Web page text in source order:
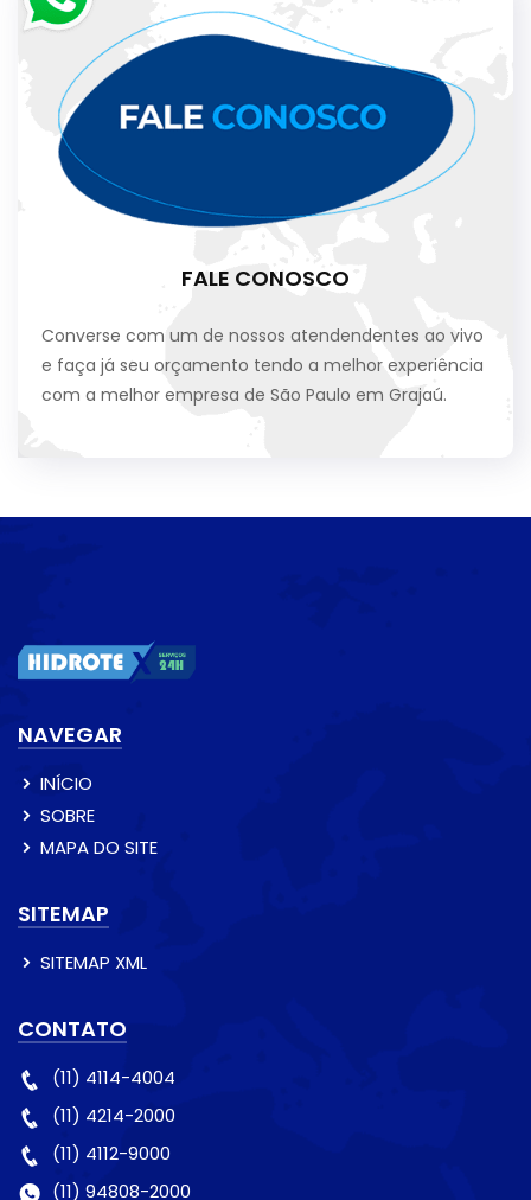
FALE CONOSCO
Converse com um de nossos atendendentes ao vivo
e faça já seu orçamento tendo a melhor experiência
com a melhor empresa de São Paulo em Grajaú.
NAVEGAR
INÍCIO
SOBRE
MAPA DO SITE
SITEMAP
SITEMAP XML
CONTATO
(11) 4114-4004
(11) 4214-2000
(11) 4112-9000
(11) 94808-2000